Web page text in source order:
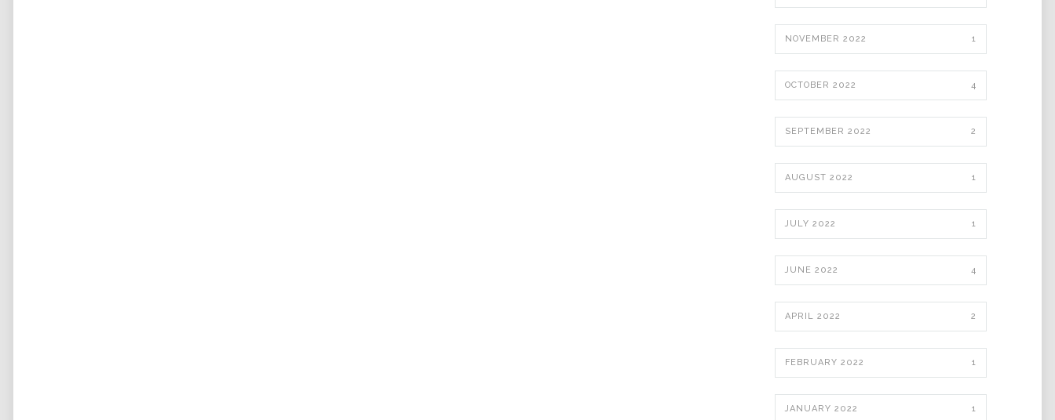
NOVEMBER 2022 1
OCTOBER 2022 4
SEPTEMBER 2022 2
AUGUST 2022 1
JULY 2022 1
JUNE 2022 4
APRIL 2022 2
FEBRUARY 2022 1
JANUARY 2022 1